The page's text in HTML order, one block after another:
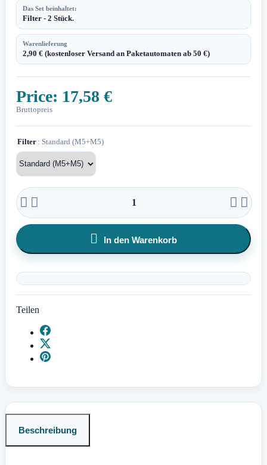
Das Set beinhaltet:
Filter - 2 Stück.
Warenlieferung
2,90 € (kostenloser Versand an Paketautomaten ab 50 €)
Price: 17,58 €
Bruttopreis
Filter : Standard (M5+M5)
   
 In den Warenkorb
Teilen
Beschreibung